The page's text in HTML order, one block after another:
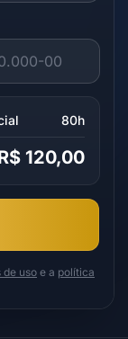
80h
120,00
de uso e a política